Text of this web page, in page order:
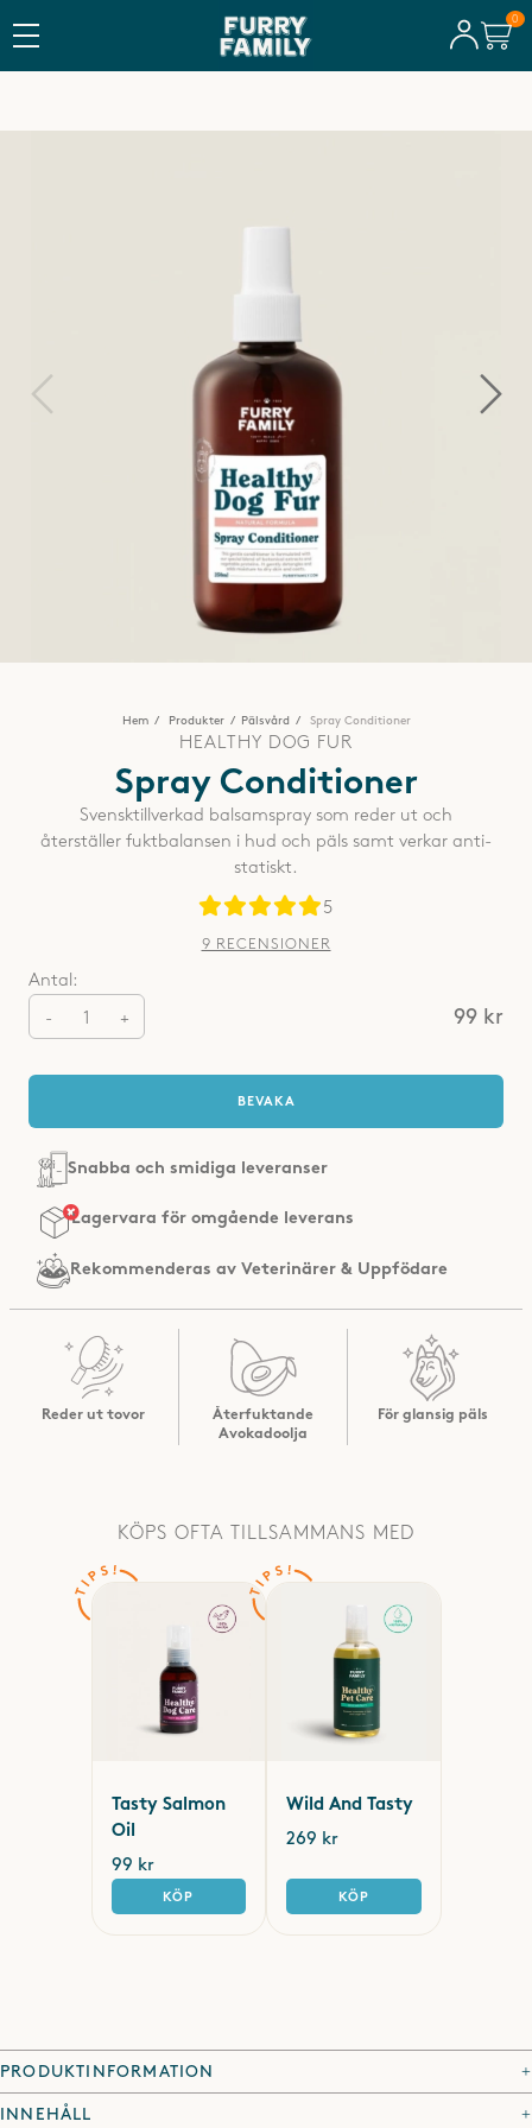
TILLVERKAT I SVERIGE
Hem Produkter Pälsvård Spray Conditioner
HEALTHY DOG FUR
Spray Conditioner
Svensktillverkad balsamspray som reder ut och
återställer fuktbalansen i hud och päls samt verkar anti-
statiskt.
5
9 RECENSIONER
Antal:
- + 99 kr
BEVAKA
Snabba och smidiga leveranser
Rekommenderas av Veterinärer & Uppfödare
Reder ut tovor
Återfuktande
Avokadoolja
För glansig päls
KÖPS OFTA TILLSAMMANS MED
Tasty Salmon
Oil
99 kr
KÖP
Wild And Tasty
269 kr
KÖP
PRODUKTINFORMATION
Vår balsamspray underlättar borstning och
INNEHÅLL